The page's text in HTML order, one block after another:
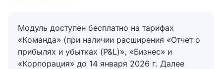
Модуль доступен бесплатно на тарифах
«Команда» (при наличии расширения «Отчет о
прибылях и убытках (P&L)», «Бизнес» и
«Корпорация» до 14 января 2026 г. Далее